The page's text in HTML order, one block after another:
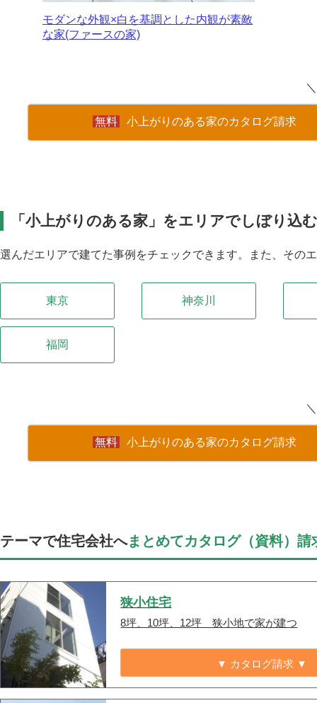
モダンな外観×白を基調とした内観が素敵
な家(ファースの家)
小上がりのある家のカタログ請求
「小上がりのある家」をエリアでしぼり込む
選んだエリアで建てた事例をチェックできます。また、その
東京 神奈川
福岡
小上がりのある家のカタログ請求
テーマで住宅会社へまとめてカタログ（資料）請
狭小住宅
8坪、10坪、12坪 狭小地で家が建つ
▼ カタログ請求 ▼